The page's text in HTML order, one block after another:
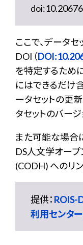
ここで、データセ
DOI（
を特定するため
にはできるだけ
ータセットの更
タセットのバー
また可能な場合
DS人文学オー
(CODH) へのリ
提供： ROIS-
利用センタ